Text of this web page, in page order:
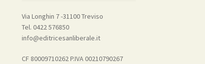
Via Longhin 7 -31100 Treviso
Tel. 0422 576850
info@editricesanliberale.it
CF 80009710262 P.IVA 00210790267